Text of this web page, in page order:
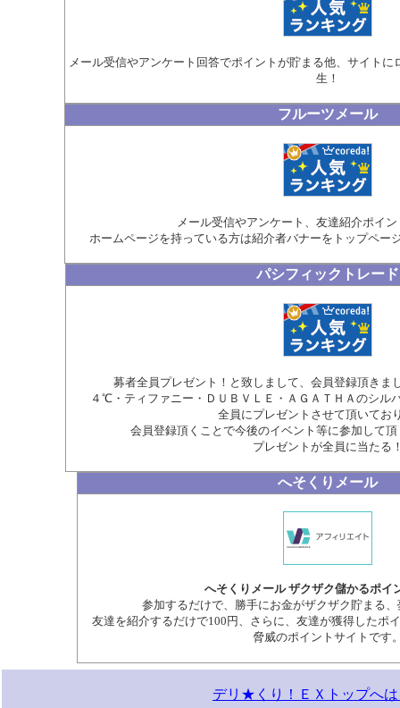
メール受信やアンケート回答でポイントが貯まる他、サイト
生！
フルーツメール
メール受信やアンケート、友達紹介ポイ
ホームページを持っている方は紹介者バナーをトップペー
パシフィックトレード
募者全員プレゼント！と致しまして、会員登録頂きま
４℃・ティファニー・ＤＵＢＶＬＥ・ＡＧＡＴＨＡのシル
全員にプレゼントさせて頂いてお
会員登録頂くことで今後のイベント等に参加して
プレゼントが全員に当たる
へそくりメール
へそくりメール ザクザク儲かるポイ
参加するだけで、勝手にお金がザクザク貯まる
友達を紹介するだけで100円、さらに、友達が獲得したポ
脅威のポイントサイトです
デリ★くり！ＥＸトップへ